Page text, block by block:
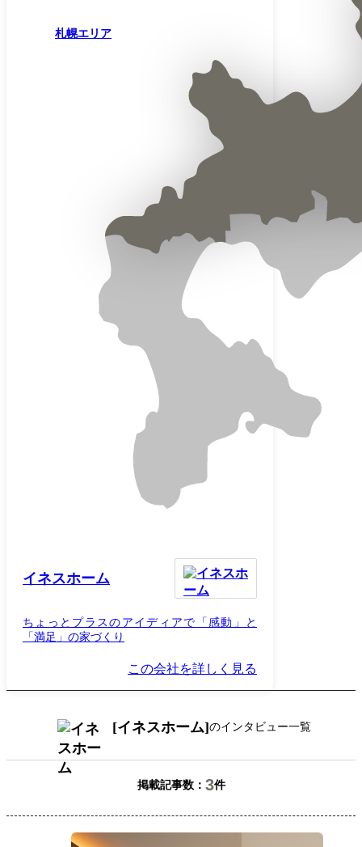
札幌エリア
イネスホーム
ちょっとプラスのアイディアで「感動」と
「満足」の家づくり
この会社を詳しく見る
イネスホーム のインタビュー一覧
掲載記事数： 3件